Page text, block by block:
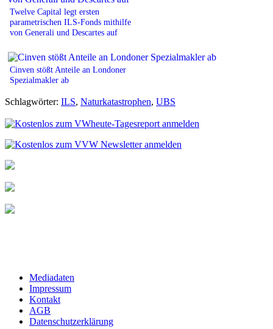
Twelve Capital legt ersten
parametrischen ILS-Fonds mithilfe
von Generali und Descartes auf
Cinven stößt Anteile an Londoner
Spezialmakler ab
Schlagwörter: ILS, Naturkatastrophen, UBS
Mediadaten
Impressum
Kontakt
AGB
Datenschutzerklärung